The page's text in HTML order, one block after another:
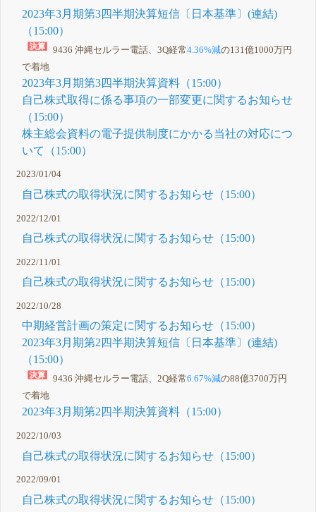
2023年3月期第3四半期決算短信〔日本基準〕(連結)
（15:00）
9436 沖縄セルラー電話、3Q経常4.36%減の131億1000万円
で着地
2023年3月期第3四半期決算資料（15:00）
自己株式取得に係る事項の一部変更に関するお知らせ
（15:00）
株主総会資料の電子提供制度にかかる当社の対応につ
いて（15:00）
2023/01/04
自己株式の取得状況に関するお知らせ（15:00）
2022/12/01
自己株式の取得状況に関するお知らせ（15:00）
2022/11/01
自己株式の取得状況に関するお知らせ（15:00）
2022/10/28
中期経営計画の策定に関するお知らせ（15:00）
2023年3月期第2四半期決算短信〔日本基準〕(連結)
（15:00）
9436 沖縄セルラー電話、2Q経常6.67%減の88億3700万円
で着地
2023年3月期第2四半期決算資料（15:00）
2022/10/03
自己株式の取得状況に関するお知らせ（15:00）
2022/09/01
自己株式の取得状況に関するお知らせ（15:00）